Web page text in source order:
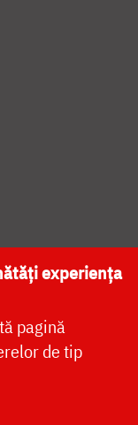
NAȚIONALĂ
MEDIA
experiența
pagină
de tip